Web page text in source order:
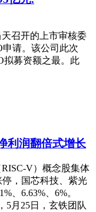
召开的上市审核委
申请。该公司此次
拟募资额之最。此
利润翻倍式增长
V）概念股集体
停，国芯科技、紫光
、6.63%、6%。
月25日，玄铁团队